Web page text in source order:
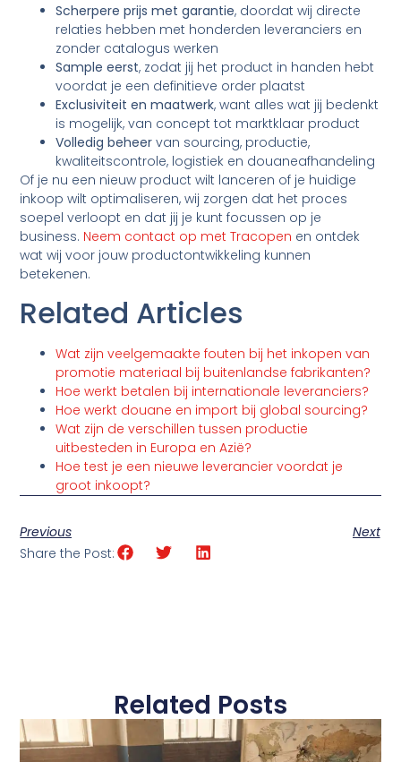
Scherpere prijs met garantie, doordat wij directe
relaties hebben met honderden leveranciers en
zonder catalogus werken
Sample eerst, zodat jij het product in handen hebt
voordat je een definitieve order plaatst
Exclusiviteit en maatwerk, want alles wat jij bedenkt
is mogelijk, van concept tot marktklaar product
Volledig beheer van sourcing, productie,
kwaliteitscontrole, logistiek en douaneafhandeling
Of je nu een nieuw product wilt lanceren of je huidige
inkoop wilt optimaliseren, wij zorgen dat het proces
soepel verloopt en dat jij je kunt focussen op je
business. Neem contact op met Tracopen en ontdek
wat wij voor jouw productontwikkeling kunnen
betekenen.
Related Articles
Wat zijn veelgemaakte fouten bij het inkopen van
promotie materiaal bij buitenlandse fabrikanten?
Hoe werkt betalen bij internationale leveranciers?
Hoe werkt douane en import bij global sourcing?
Wat zijn de verschillen tussen productie
uitbesteden in Europa en Azië?
Hoe test je een nieuwe leverancier voordat je
groot inkoopt?
Previous
Next
Share the Post:
Related Posts